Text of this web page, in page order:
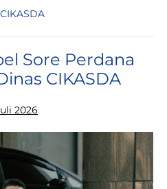
Sore Perdana
CIKASDA
2026